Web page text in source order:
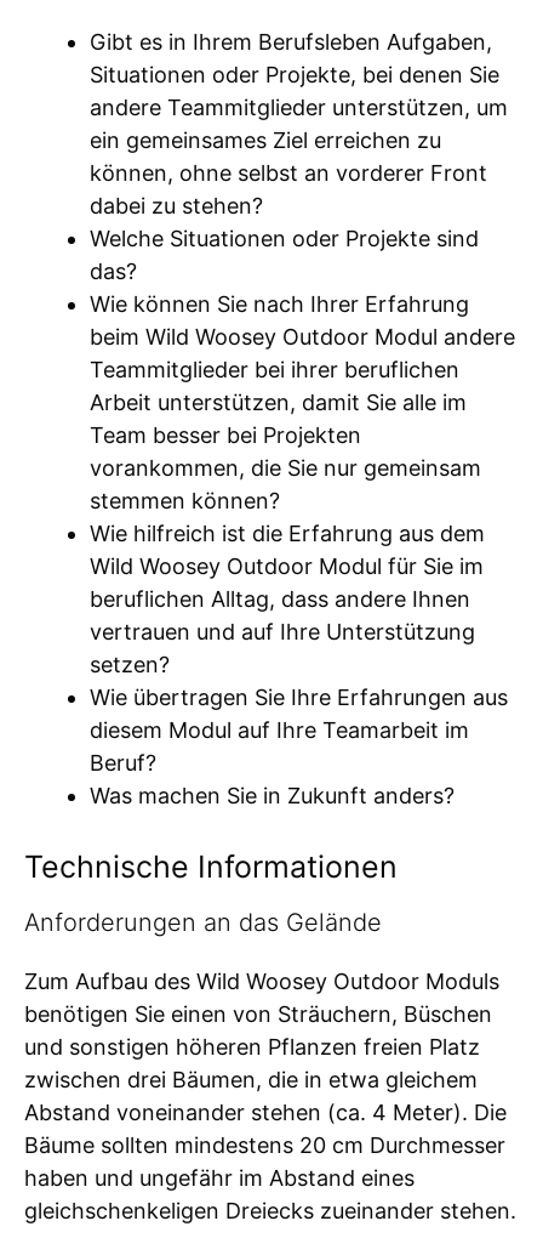
Gibt es in Ihrem Berufsleben Aufgaben,
Situationen oder Projekte, bei denen Sie
andere Teammitglieder unterstützen, um
ein gemeinsames Ziel erreichen zu
können, ohne selbst an vorderer Front
dabei zu stehen?
Welche Situationen oder Projekte sind
das?
Wie können Sie nach Ihrer Erfahrung
beim Wild Woosey Outdoor Modul andere
Teammitglieder bei ihrer beruflichen
Arbeit unterstützen, damit Sie alle im
Team besser bei Projekten
vorankommen, die Sie nur gemeinsam
stemmen können?
Wie hilfreich ist die Erfahrung aus dem
Wild Woosey Outdoor Modul für Sie im
beruflichen Alltag, dass andere Ihnen
vertrauen und auf Ihre Unterstützung
setzen?
Wie übertragen Sie Ihre Erfahrungen aus
diesem Modul auf Ihre Teamarbeit im
Beruf?
Was machen Sie in Zukunft anders?
Technische Informationen
Anforderungen an das Gelände
Zum Aufbau des Wild Woosey Outdoor Moduls
benötigen Sie einen von Sträuchern, Büschen
und sonstigen höheren Pflanzen freien Platz
zwischen drei Bäumen, die in etwa gleichem
Abstand voneinander stehen (ca. 4 Meter). Die
Bäume sollten mindestens 20 cm Durchmesser
haben und ungefähr im Abstand eines
gleichschenkeligen Dreiecks zueinander stehen.